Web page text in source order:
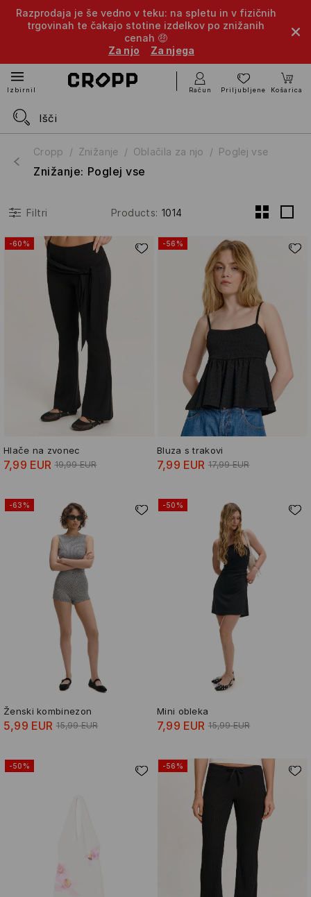
Razprodaja je še vedno v teku: na spletu in v fizičnih
trgovinah te čakajo stotine izdelkov po znižanih
cenah 🤑
Za njo
Za njega
Izbirnik Račun Priljubljene Košarica
Cropp Znižanje Oblačila za njo Poglej vse
Znižanje: Poglej vse
Filtri Products: 1014
-60%
Hlače na zvonec
7,99 EUR 19,99 EUR
-56%
Bluza s trakovi
7,99 EUR 17,99 EUR
-63%
Ženski kombinezon
5,99 EUR 15,99 EUR
-50%
Mini obleka
7,99 EUR 15,99 EUR
-50% -56%